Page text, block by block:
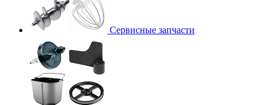
Сервисные запчасти